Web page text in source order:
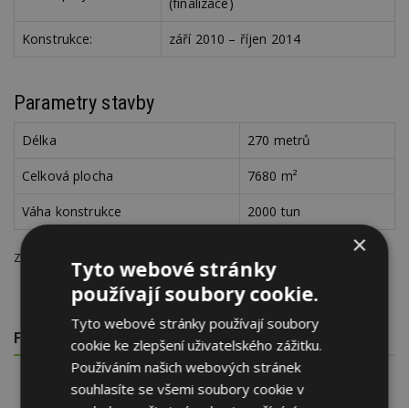
Konstrukce: září 2010 – říjen 2014
Parametry stavby
Délka 270 metrů
Celková plocha 7680 m²
Váha konstrukce 2000 tun
Za poskytnutí materiálů děkuji vedoucí projektantce, Leile Araghian.
FOTOGALERIE
×
Tyto webové stránky
používají soubory cookie.
Tyto webové stránky používají soubory
cookie ke zlepšení uživatelského zážitku.
Používáním našich webových stránek
souhlasíte se všemi soubory cookie v